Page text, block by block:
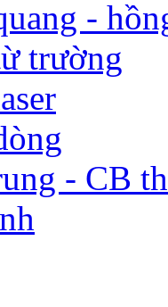
-
trường
- CB